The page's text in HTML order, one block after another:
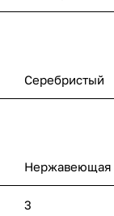
Серебристый
Нержавеющая
3